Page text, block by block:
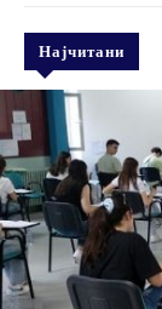
Најчитани